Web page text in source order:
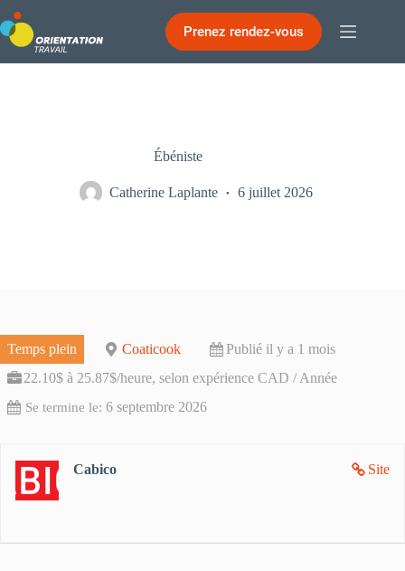
au
contenu
Prenez rendez-vous
Ébéniste
Catherine Laplante 6 juillet 2026
Temps plein Coaticook
Publié il y a 1 mois
22.10$ à 25.87$/heure, selon expérience CAD / Année
Se termine le: 6 septembre 2026
Site
Cabico